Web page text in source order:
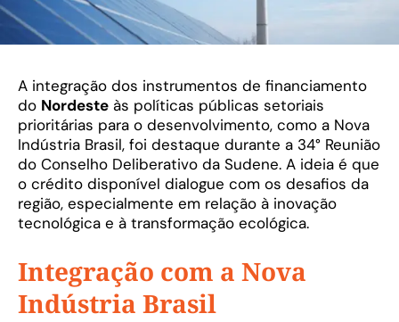
A integração dos instrumentos de financiamento
do Nordeste às políticas públicas setoriais
prioritárias para o desenvolvimento, como a Nova
Indústria Brasil, foi destaque durante a 34° Reunião
do Conselho Deliberativo da Sudene. A ideia é que
o crédito disponível dialogue com os desafios da
região, especialmente em relação à inovação
tecnológica e à transformação ecológica.
Integração com a Nova
Indústria Brasil